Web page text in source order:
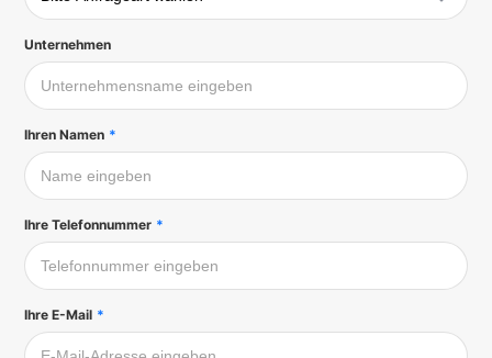
Unternehmen
Ihren Namen *
Ihre Telefonnummer *
Ihre E-Mail *